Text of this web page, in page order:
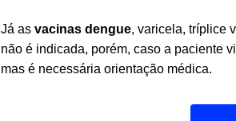
Já as vacinas dengue, varicela, tríplice
não é indicada, porém, caso a paciente
mas é necessária orientação médica.